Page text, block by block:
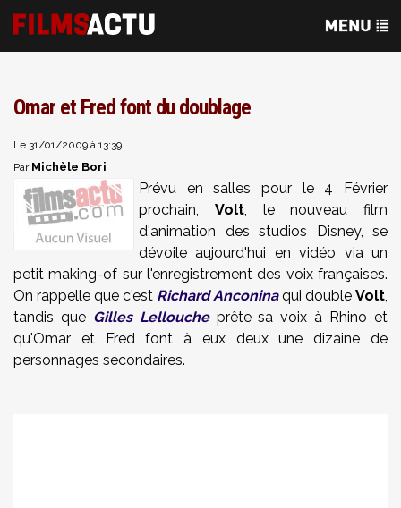
Omar et Fred font du doublage
Le 31/01/2009 à 13:39
Par Michèle Bori
Prévu en salles pour le 4 Février
prochain, Volt, le nouveau film
d'animation des studios Disney, se
dévoile aujourd'hui en vidéo via un
petit making-of sur l'enregistrement des voix françaises.
On rappelle que c'est Richard Anconinaqui double Volt,
tandis que Gilles Lelloucheprête sa voix à Rhino et
qu'Omar et Fred font à eux deux une dizaine de
personnages secondaires.